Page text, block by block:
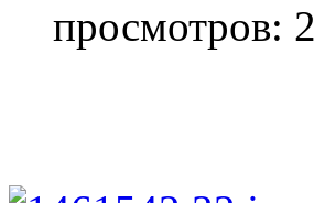
просмотров: